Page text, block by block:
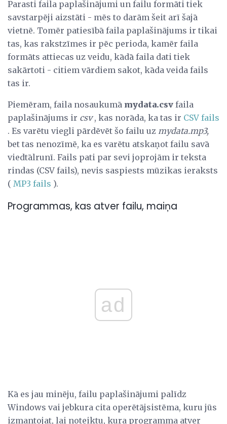
Parasti faila paplašinājumi un failu formāti tiek
savstarpēji aizstāti - mēs to darām šeit arī šajā
vietnē. Tomēr patiesībā faila paplašinājums ir tikai
tas, kas rakstzīmes ir pēc perioda, kamēr faila
formāts attiecas uz veidu, kādā faila dati tiek
sakārtoti - citiem vārdiem sakot, kāda veida fails
tas ir.
Piemēram, faila nosaukumā mydata.csv faila
paplašinājums ir csv, kas norāda, ka tas ir CSV fails
. Es varētu viegli pārdēvēt šo failu uz mydata.mp3,
bet tas nenozīmē, ka es varētu atskaņot failu savā
viedtālrunī. Fails pati par sevi joprojām ir teksta
rindas (CSV fails), nevis saspiests mūzikas ieraksts
( MP3 fails ).
Programmas, kas atver failu, maiņa
ad
Kā es jau minēju, failu paplašinājumi palīdz
Windows vai jebkura cita operētājsistēma, kuru jūs
izmantojat, lai noteiktu, kura programma atver